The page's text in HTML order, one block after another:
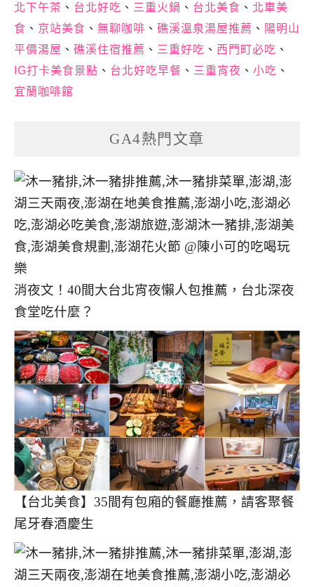
北下午茶 、 台北好吃 、 三重火鍋 、 台北美食 、 北車美
食 、 京站美食 、 無聊咖啡 、 礁溪溫泉湯屋推薦 、 陽明山
平價湯屋 、 礁溪住宿推薦 、 三重好吃 、 西門町必吃 、
IG打卡美食景點 、 台北好吃早餐 、 三重宵夜 、 小吃 、
宜蘭咖啡館
GA4熱門文章
消夜文！40間大台北宵夜懶人包推薦，台北深夜
食堂吃什麼？
【台北美食】35間有包廂的餐廳推薦，請客聚餐
尾牙春酒慶生